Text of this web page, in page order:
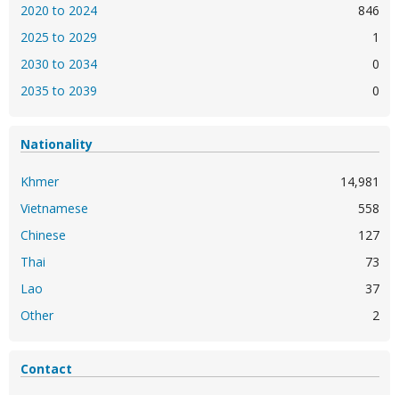
2020 to 2024
846
2025 to 2029
1
2030 to 2034
0
2035 to 2039
0
Nationality
Khmer
14,981
Vietnamese
558
Chinese
127
Thai
73
Lao
37
Other
2
Contact